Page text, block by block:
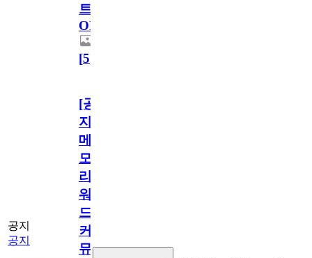
트
OPEN!
[5]
공지
공지
[공
지]
메
모
리
워
드
커
뮤